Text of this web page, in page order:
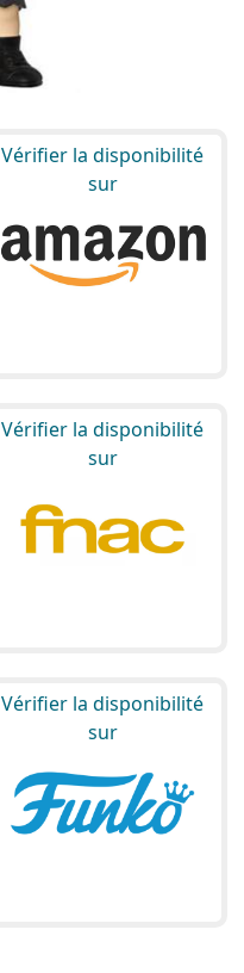
Vérifier la disponibilité
sur
Vérifier la disponibilité
sur
Vérifier la disponibilité
sur